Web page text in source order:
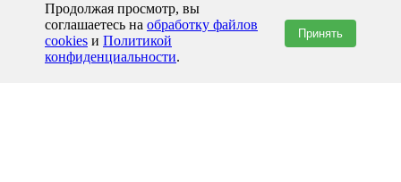
Продолжая просмотр, вы
соглашаетесь на обработку файлов
cookies и Политикой
конфиденциальности.
Принять